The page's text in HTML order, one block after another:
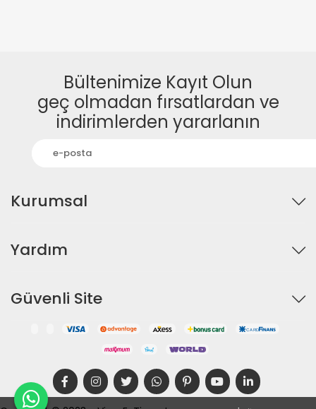
Bültenimize Kayıt Olun
geç olmadan fırsatlardan ve
indirimlerden yararlanın
Kurumsal
Yardım
Güvenli Site